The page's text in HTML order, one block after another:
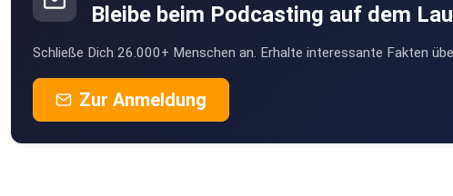
Bleibe beim Podcasting auf dem
Schließe Dich 26.000+ Menschen an. Erhalte interessante Fakten
Zur Anmeldung